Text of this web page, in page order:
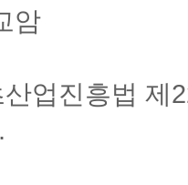
암
업진흥법 제